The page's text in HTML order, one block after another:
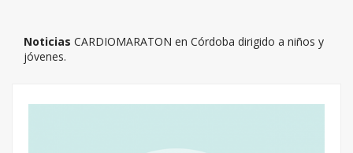
Noticias CARDIOMARATON en Córdoba dirigido a niños y
jóvenes.